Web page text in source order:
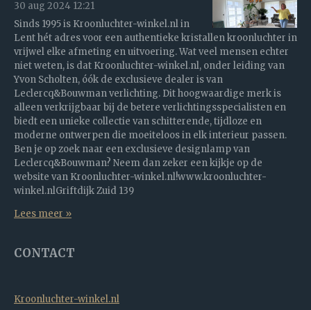
30 aug 2024 12:21
Sinds 1995 is Kroonluchter-winkel.nl in
Lent hét adres voor een authentieke kristallen kroonluchter in
vrijwel elke afmeting en uitvoering. Wat veel mensen echter
niet weten, is dat Kroonluchter-winkel.nl, onder leiding van
Yvon Scholten, óók de exclusieve dealer is van
Leclercq&Bouwman verlichting. Dit hoogwaardige merk is
alleen verkrijgbaar bij de betere verlichtingsspecialisten en
biedt een unieke collectie van schitterende, tijdloze en
moderne ontwerpen die moeiteloos in elk interieur passen.
Ben je op zoek naar een exclusieve designlamp van
Leclercq&Bouwman? Neem dan zeker een kijkje op de
website van Kroonluchter-winkel.nl!www.kroonluchter-
winkel.nlGriftdijk Zuid 139
Lees meer »
CONTACT
Kroonluchter-winkel.nl